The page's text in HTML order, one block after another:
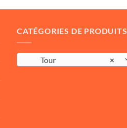
CATÉGORIES DE PRODUITS
×
Tour